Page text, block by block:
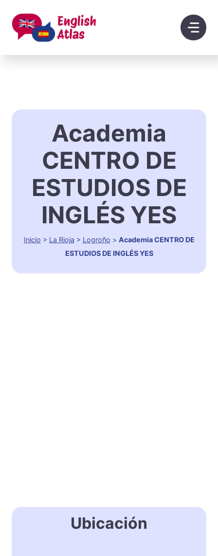
contenido
Academia
CENTRO DE
ESTUDIOS DE
INGLÉS YES
Inicio > La Rioja > Logroño > Academia CENTRO DE
ESTUDIOS DE INGLÉS YES
Ubicación